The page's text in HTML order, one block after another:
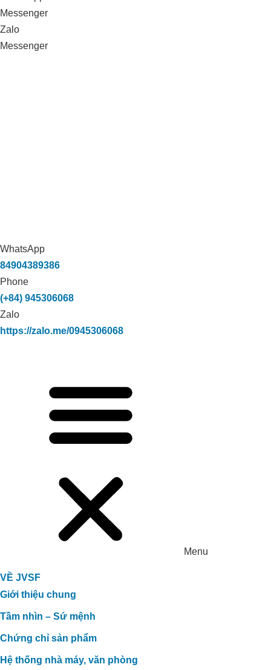
Messenger
Zalo
Messenger
WhatsApp
84904389386
Phone
(+84) 945306068
Zalo
https://zalo.me/0945306068
Menu
VỀ JVSF
Giới thiệu chung
Tầm nhìn – Sứ mệnh
Chứng chỉ sản phẩm
Hệ thống nhà máy, văn phòng